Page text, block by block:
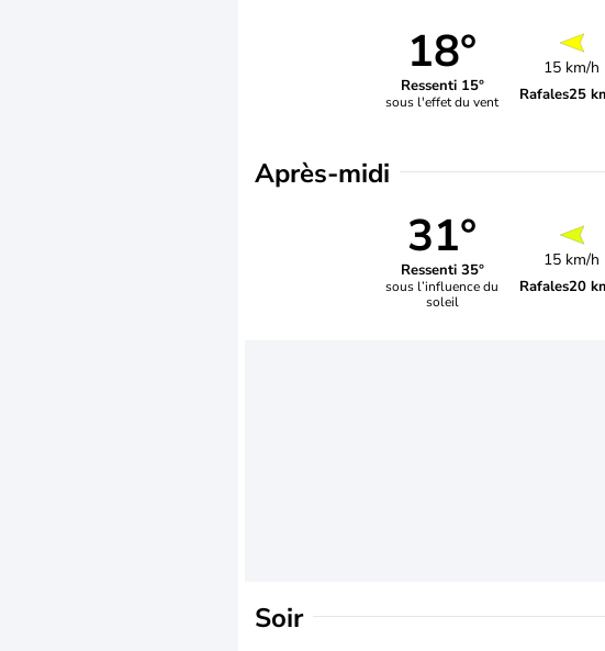
18°
Ressenti 15°
sous l'effet du vent
15 km/h
Rafales25
Après-midi
31°
Ressenti 35°
sous l’influence du
soleil
15 km/h
Rafales20
Soir